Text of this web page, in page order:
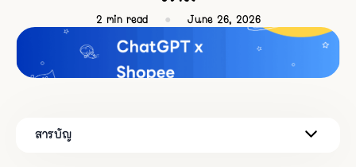
คู่มือ
เริ่มใช้งานฟรี
2 min read ● June 26, 2026
สารบัญ